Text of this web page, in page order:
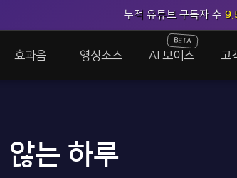
누적 유튜브 구독자 수
효과음 영상소스 AI 보이스
BETA
고
않는 하루